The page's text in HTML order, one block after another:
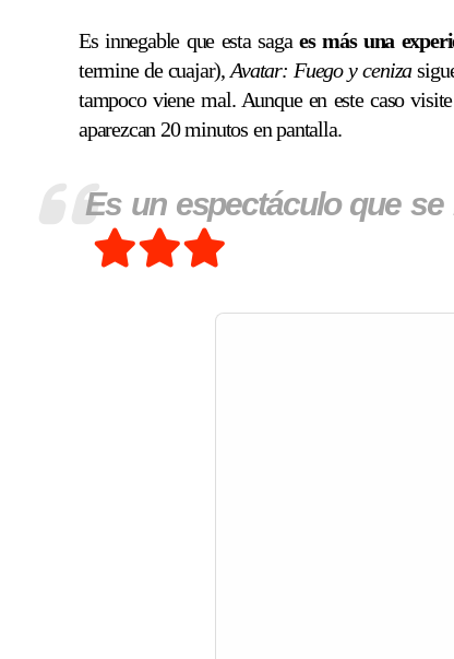
Es innegable que esta saga es más una
termine de cuajar),Avatar: Fuego y ceniza
tampoco viene mal. Aunque en este caso
aparezcan 20 minutos en pantalla.
Es un espectáculo que